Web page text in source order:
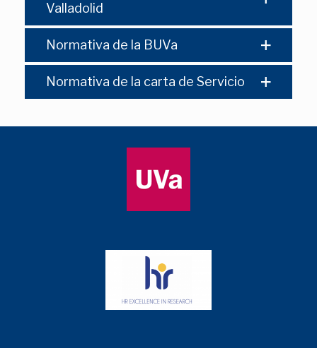
Valladolid
Normativa de la BUVa
Normativa de la carta de Servicio